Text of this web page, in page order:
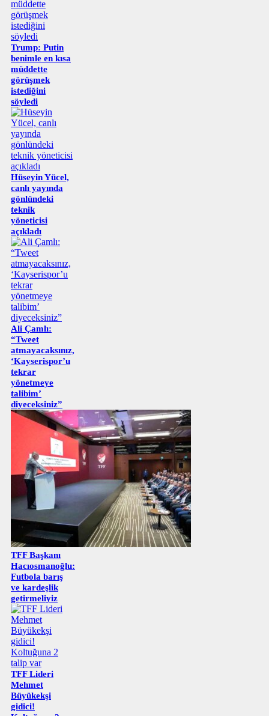
Trump: Putin
benimle en kısa
müddette
görüşmek
istediğini
söyledi
Hüseyin Yücel,
canlı yayında
gönlündeki
teknik
yöneticisi
açıkladı
Ali Çamlı:
“Tweet
atmayacaksınız,
‘Kayserispor’u
tekrar
yönetmeye
talibim’
diyeceksiniz”
TFF Başkanı
Hacıosmanoğlu:
Futbola barış
ve kardeşlik
getirmeliyiz
TFF Lideri
Mehmet
Büyükekşi
gidici!